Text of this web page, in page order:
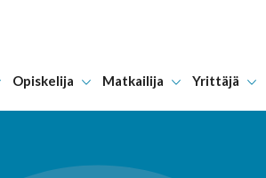
Hyppää sisältöön
Opiskelija Matkailija Yrittäjä